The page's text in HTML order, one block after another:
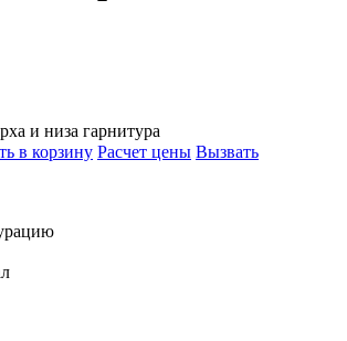
и низа гарнитура
в корзину Расчет цены Вызвать